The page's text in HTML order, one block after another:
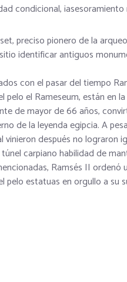
condicional,
preciso pionero de la
identificar antiguos
con el pasar del tiempo
pelo el Rameseum, están en
de mayor de 66 años,
de la leyenda egipcia. A
después no lograron
carpiano habilidad de
Ramsés II ordenó
pelo estatuas en orgullo a su